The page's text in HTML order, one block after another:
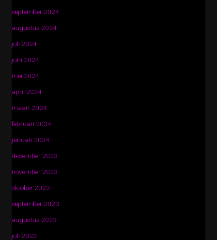
september 2024
augustus 2024
juli 2024
juni 2024
mei 2024
april 2024
maart 2024
februari 2024
januari 2024
december 2023
november 2023
oktober 2023
september 2023
augustus 2023
juli 2023